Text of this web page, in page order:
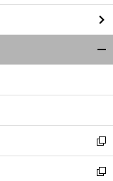
し
い
ウ
ィ
ン
ウ
開
く
新
し
い
新